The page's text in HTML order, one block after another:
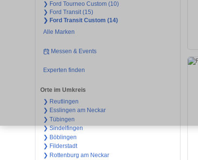
❯ Ford Tourneo Custom (10)
❯ Ford Transit (15)
❯ Ford Transit Custom (14)
Alle Marken
Messen & Events
Experten finden
Orte im Umkreis
❯ Reutlingen
❯ Esslingen am Neckar
❯ Tübingen
❯ Sindelfingen
❯ Böblingen
❯ Filderstadt
❯ Rottenburg am Neckar